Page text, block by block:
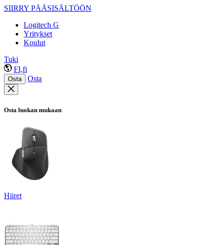
SIIRRY PÄÄSISÄLTÖÖN
Logitech G
Yritykset
Koulut
Tuki
FI,fi
Osta Osta
Osta luokan mukaan
Hiiret